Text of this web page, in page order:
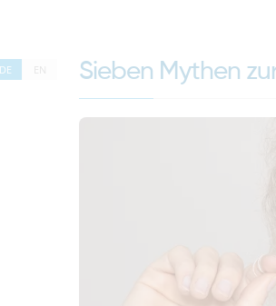
DE EN Sieben Mythen